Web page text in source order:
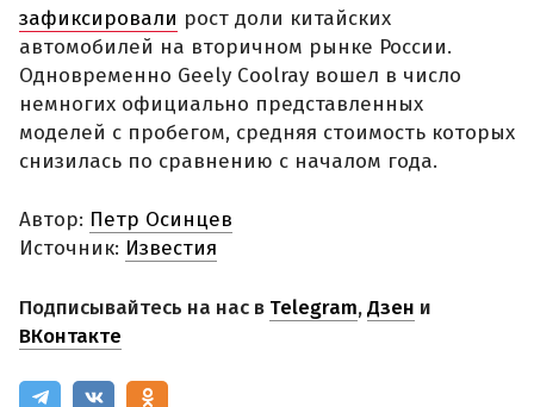
зафиксировали рост доли китайских
автомобилей на вторичном рынке России.
Одновременно Geely Coolray вошел в число
немногих официально представленных
моделей с пробегом, средняя стоимость которых
снизилась по сравнению с началом года.
Автор: Петр Осинцев
Источник: Известия
Подписывайтесь на нас в Telegram,Дзен и
ВКонтакте